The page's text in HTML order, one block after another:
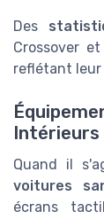
Des
Crossover
reflétant leur
Intérieurs
Quand il
voitures
écrans